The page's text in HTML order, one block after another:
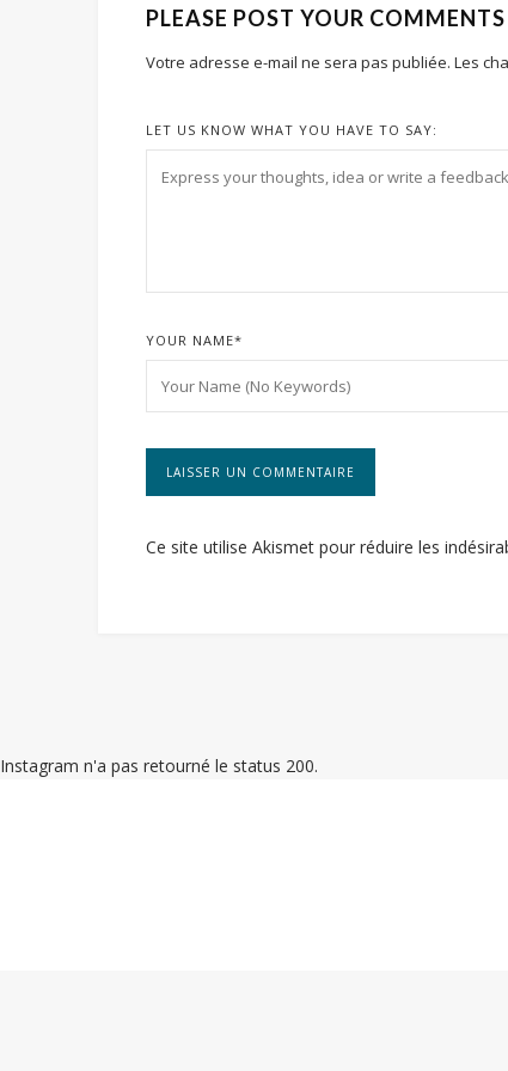
PLEASE POST YOUR
Votre adresse e-mail ne sera pas publiée. Les
LET US KNOW WHAT YOU HAVE TO SAY:
YOUR NAME*
Ce site utilise Akismet pour réduire les
Instagram n'a pas retourné le status 200.